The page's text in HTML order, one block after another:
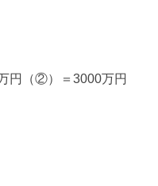
円（②）＝3000万円